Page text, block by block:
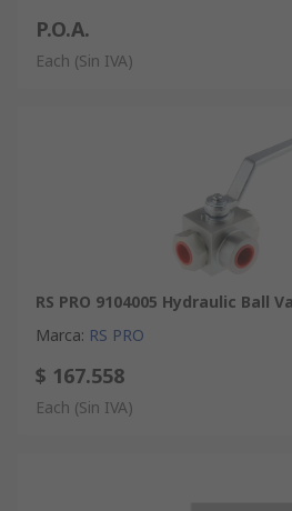
P.O.A.
Each (Sin IVA)
RS PRO 9104005 Hydraulic Ball
Marca: RS PRO
$ 167.558
Each (Sin IVA)